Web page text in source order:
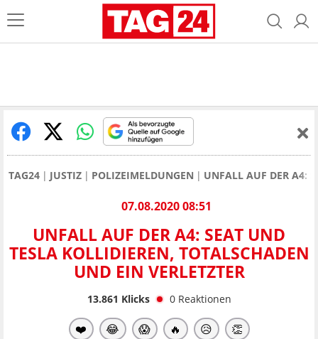
TAG24 JUSTIZ POLIZEIMELDUNGEN UNFALL AUF DER A4:
07.08.2020 08:51
UNFALL AUF DER A4: SEAT UND
TESLA KOLLIDIEREN, TOTALSCHADEN
UND EIN VERLETZTER
13.861 Klicks 0 Reaktionen
❤️ 😂 😱 🔥 😥 👏